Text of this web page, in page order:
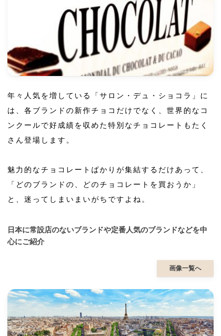
年々人気を増している「サロン・デュ・ショコラ」に
は、各ブランドの新作チョコだけでなく、世界的なコ
ンクールで好成績を収めた特別なチョコレートもたく
さん登場します。
魅力的なチョコレートばかりが集結するだけあって、
「どのブランドの、どのチョコレートを買おうか」
と、迷ってしまいまいがちですよね。
日本に常設店のないブランドや定番人気のブランドなどを中
心にご紹介
画像一覧へ